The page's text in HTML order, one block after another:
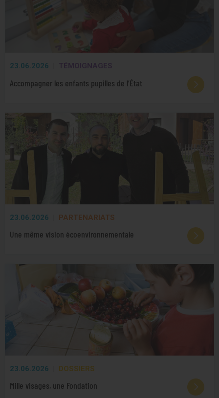
23.06.2026 TÉMOIGNAGES
Accompagner les enfants pupilles de l’État
23.06.2026 PARTENARIATS
Une même vision écoenvironnementale
23.06.2026 DOSSIERS
Mille visages, une Fondation